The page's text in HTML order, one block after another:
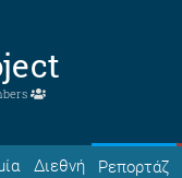
Διεθνή Ρεπορτάζ